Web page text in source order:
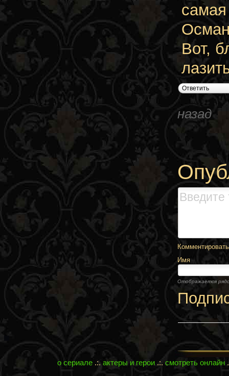
Вот,
Ответить
назад
Имя
Отображается
о сериале .:.актеры и герои .:.смотреть онлайн